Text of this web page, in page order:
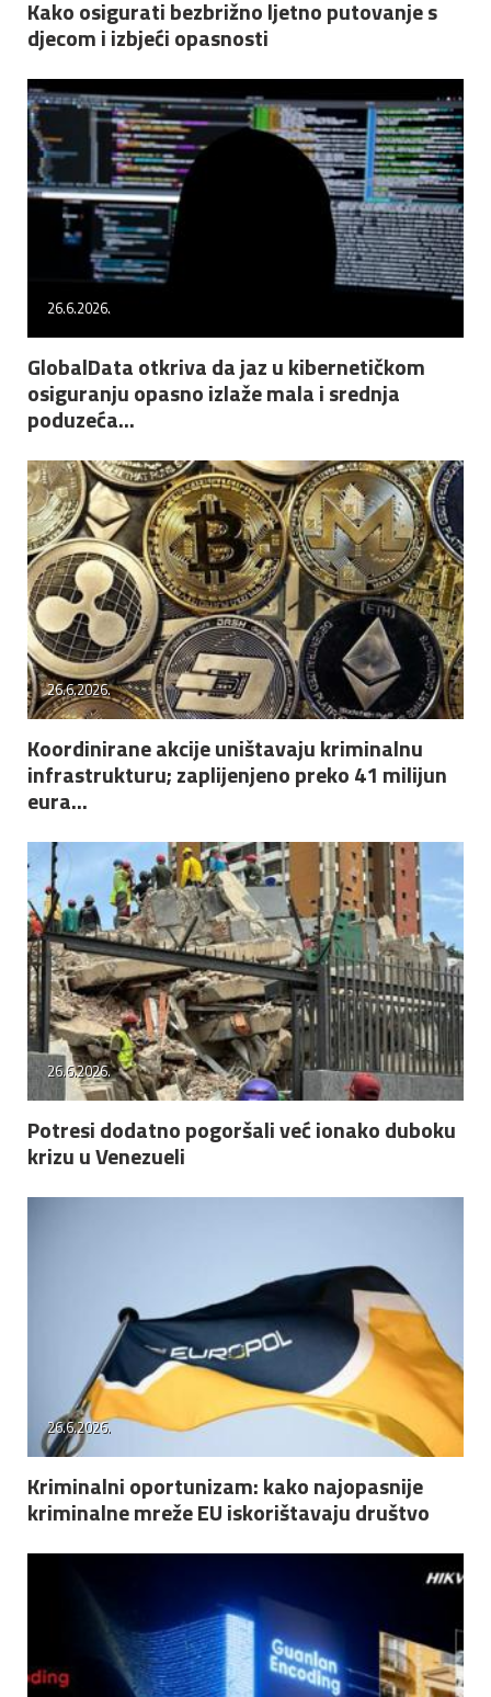
Kako osigurati bezbrižno ljetno putovanje s
djecom i izbjeći opasnosti
26.6.2026.
GlobalData otkriva da jaz u kibernetičkom
osiguranju opasno izlaže mala i srednja
poduzeća...
26.6.2026.
Koordinirane akcije uništavaju kriminalnu
infrastrukturu; zaplijenjeno preko 41 milijun
eura...
26.6.2026.
Potresi dodatno pogoršali već ionako duboku
krizu u Venezueli
26.6.2026.
Kriminalni oportunizam: kako najopasnije
kriminalne mreže EU iskorištavaju društvo